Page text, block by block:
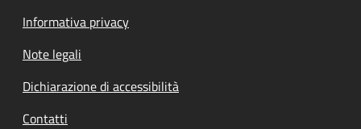
Informativa privacy
Note legali
Dichiarazione di accessibilità
Contatti